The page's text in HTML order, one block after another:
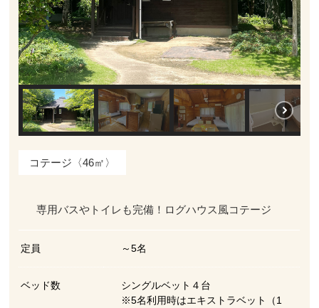
コテージ〈46㎡〉
専用バスやトイレも完備！ログハウス風コテージ
定員 ～5名
ベッド数
シングルベット４台
※5名利用時はエキストラベット（1